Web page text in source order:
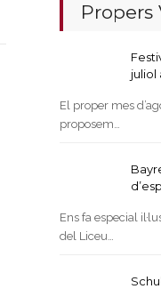
Propers
juliol
El proper mes
proposem…
Ens fa especial
del Liceu…